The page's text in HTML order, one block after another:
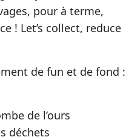
pour à terme,
! Let’s collect, reduce
de fun et de fond :
de l’ours
déchets